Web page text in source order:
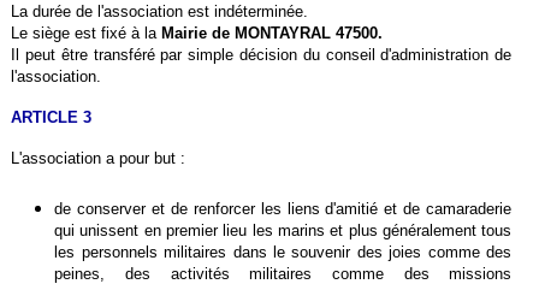
La durée de l'association est indéterminée.
Le siège est fixé à la Mairie de MONTAYRAL 47500.
Il peut être transféré par simple décision du conseil d'administration de
l'association.
ARTICLE 3
L'association a pour but :
de conserver et de renforcer les liens d'amitié et de camaraderie
qui unissent en premier lieu les marins et plus généralement tous
les personnels militaires dans le souvenir des joies comme des
peines, des activités militaires comme des missions